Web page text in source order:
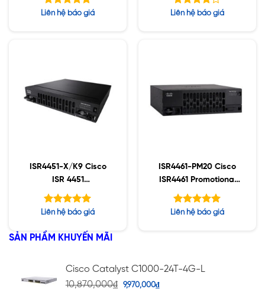
Được xếp
Liên hệ báo giá
FLASH,4G DRAM,IPB)
w/ DC PS
Được
Liên hệ báo giá
ISR4451-X/K9 Cisco
ISR 4451
(4GE,3NIM,2SM,8G
Được xếp
5 sao
Liên hệ báo giá
ISR4461-PM20 Cisco
ISR4461 Promotional
Bundle
Được xếp
Liên hệ báo giá
SẢN PHẨM KHUYẾN MÃI
Cisco Catalyst C1000-24T-4G-L
10,870,000₫ 9,970,000₫